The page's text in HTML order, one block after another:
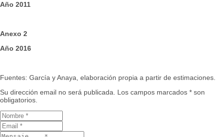
Año 2011
Anexo 2
Año 2016
Fuentes: García y Anaya, elaboración propia a partir de estimaciones.
Su dirección email no será publicada. Los campos marcados * son
obligatorios.